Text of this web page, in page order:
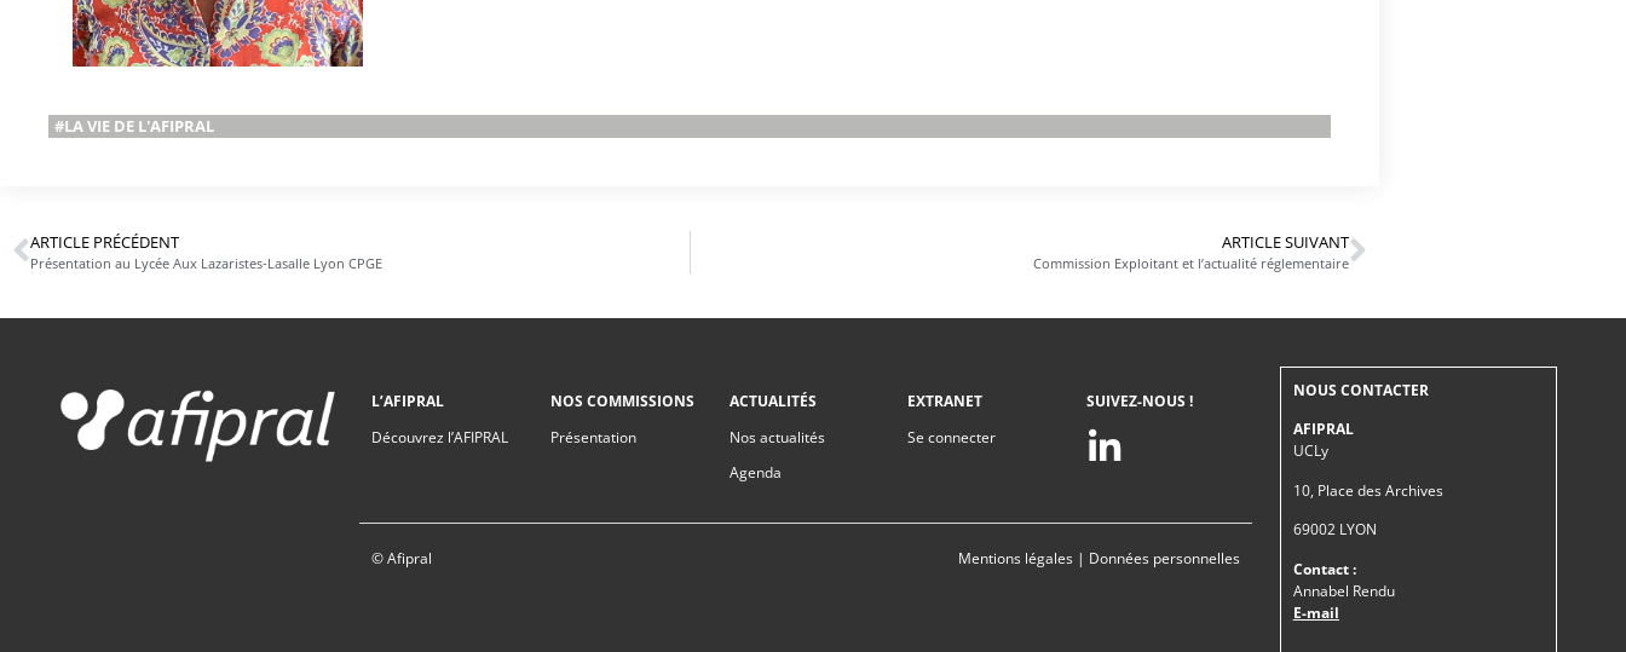
#LA VIE DE L'AFIPRAL
ARTICLE PRÉCÉDENT
Présentation au Lycée Aux Lazaristes-Lasalle Lyon CPGE
ARTICLE SUIVANT
Commission Exploitant et l’actualité réglementaire
L’AFIPRAL
Découvrez l’AFIPRAL
NOS COMMISSIONS
Présentation
ACTUALITÉS
Nos actualités
Agenda
EXTRANET
Se connecter
SUIVEZ-NOUS !
© Afipral Mentions légales | Données personnelles
NOUS CONTACTER
AFIPRAL
UCLy
10, Place des Archives
69002 LYON
Contact :
Annabel Rendu
E-mail